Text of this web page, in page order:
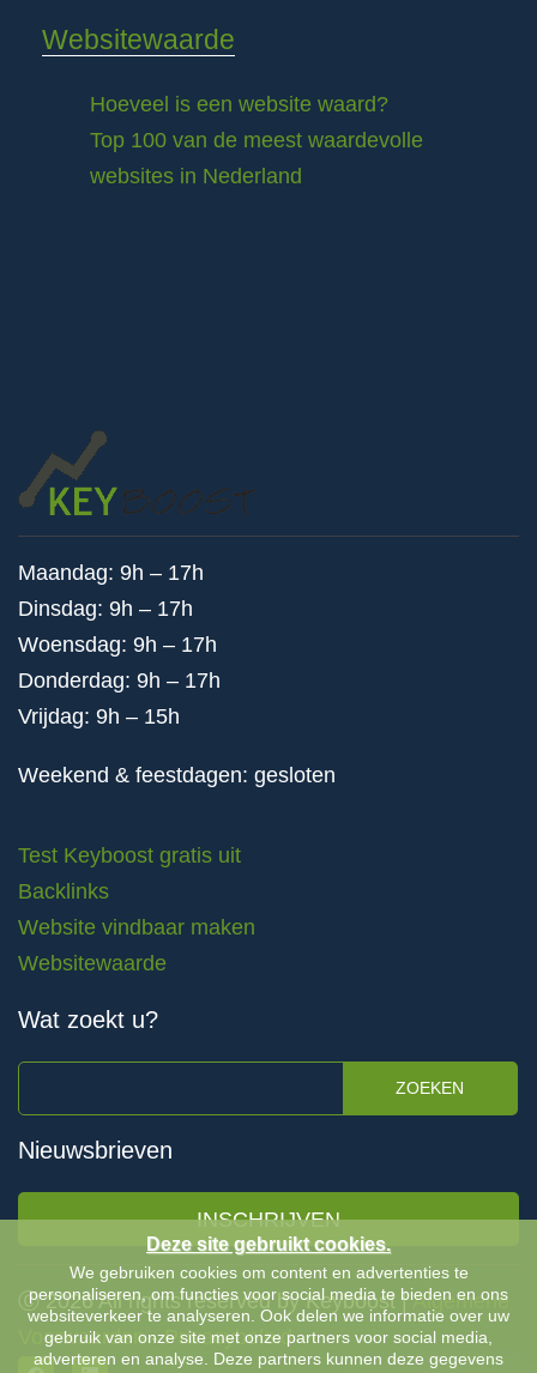
Websitewaarde
Hoeveel is een website waard?
Top 100 van de meest waardevolle
websites in Nederland
Maandag: 9h – 17h
Dinsdag: 9h – 17h
Woensdag: 9h – 17h
Donderdag: 9h – 17h
Vrijdag: 9h – 15h
Weekend & feestdagen: gesloten
Test Keyboost gratis uit
Backlinks
Website vindbaar maken
Websitewaarde
Wat zoekt u?
ZOEKEN
Nieuwsbrieven
INSCHRIJVEN
Ⓒ 2026 All rights reserved by Keyboost |Algemene
Voorwaarden-Privacybeleid
Deze site gebruikt cookies.
We gebruiken cookies om content en advertenties te
personaliseren, om functies voor social media te bieden en ons
websiteverkeer te analyseren. Ook delen we informatie over uw
gebruik van onze site met onze partners voor social media,
adverteren en analyse. Deze partners kunnen deze gegevens